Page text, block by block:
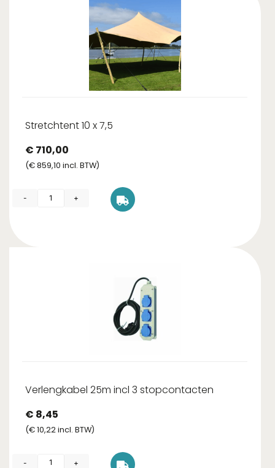
Stretchtent 10 x 7,5
€ 710,00
(€859,10 incl. BTW)
- +
Verlengkabel 25m incl 3 stopcontacten
€ 8,45
(€10,22incl. BTW)
- +